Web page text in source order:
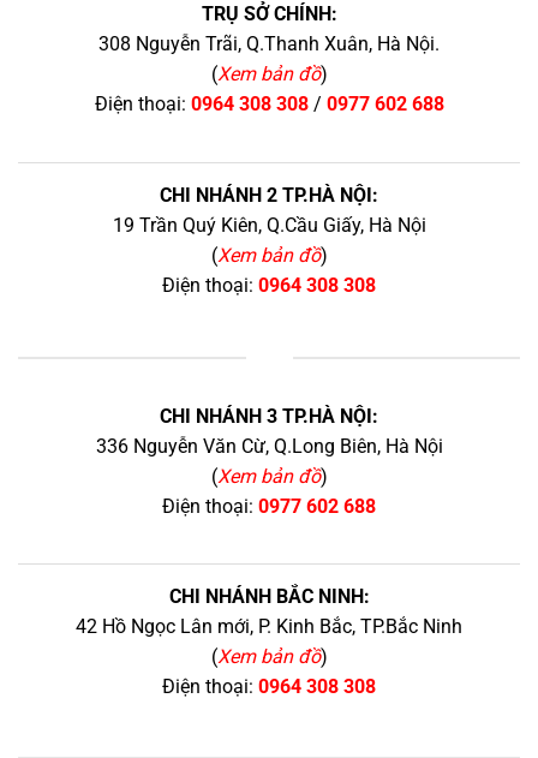
TRỤ SỞ CHÍNH:
308 Nguyễn Trãi, Q.Thanh Xuân, Hà Nội.
(Xem bản đồ)
Điện thoại: 0964 308 308/ 0977 602 688
CHI NHÁNH 2 TP.HÀ NỘI:
19 Trần Quý Kiên, Q.Cầu Giấy, Hà Nội
(Xem bản đồ)
Điện thoại: 0964 308 308
CHI NHÁNH 3 TP.HÀ NỘI:
336 Nguyễn Văn Cừ, Q.Long Biên, Hà Nội
(Xem bản đồ)
Điện thoại: 0977 602 688
CHI NHÁNH BẮC NINH:
42 Hồ Ngọc Lân mới, P. Kinh Bắc, TP.Bắc Ninh
(Xem bản đồ)
Điện thoại: 0964 308 308